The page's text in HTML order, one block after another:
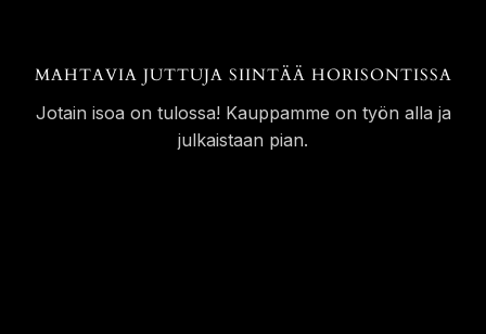
MAHTAVIA JUTTUJA SIINTÄÄ HORISONTISSA
Jotain isoa on tulossa! Kauppamme on työn alla ja
julkaistaan pian.